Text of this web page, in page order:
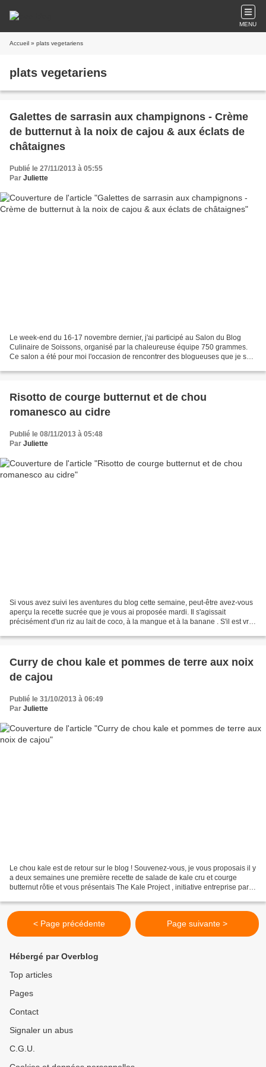
MENU
Accueil » plats vegetariens
plats vegetariens
Galettes de sarrasin aux champignons - Crème
de butternut à la noix de cajou & aux éclats de
châtaignes
Publié le 27/11/2013 à 05:55
Par Juliette
Le week-end du 16-17 novembre dernier, j'ai participé au Salon du Blog
Culinaire de Soissons, organisé par la chaleureuse équipe 750 grammes.
Ce salon a été pour moi l'occasion de rencontrer des blogueuses que je suis
Risotto de courge butternut et de chou
romanesco au cidre
Publié le 08/11/2013 à 05:48
Par Juliette
Si vous avez suivi les aventures du blog cette semaine, peut-être avez-vous
aperçu la recette sucrée que je vous ai proposée mardi. Il s'agissait
précisément d'un riz au lait de coco, à la mangue et à la banane . S'il est vrai
Curry de chou kale et pommes de terre aux noix
de cajou
Publié le 31/10/2013 à 06:49
Par Juliette
Le chou kale est de retour sur le blog ! Souvenez-vous, je vous proposais il y
a deux semaines une première recette de salade de kale cru et courge
butternut rôtie et vous présentais The Kale Project , initiative entreprise par
< Page précédente Page suivante >
Hébergé par Overblog
Top articles
Pages
Contact
Signaler un abus
C.G.U.